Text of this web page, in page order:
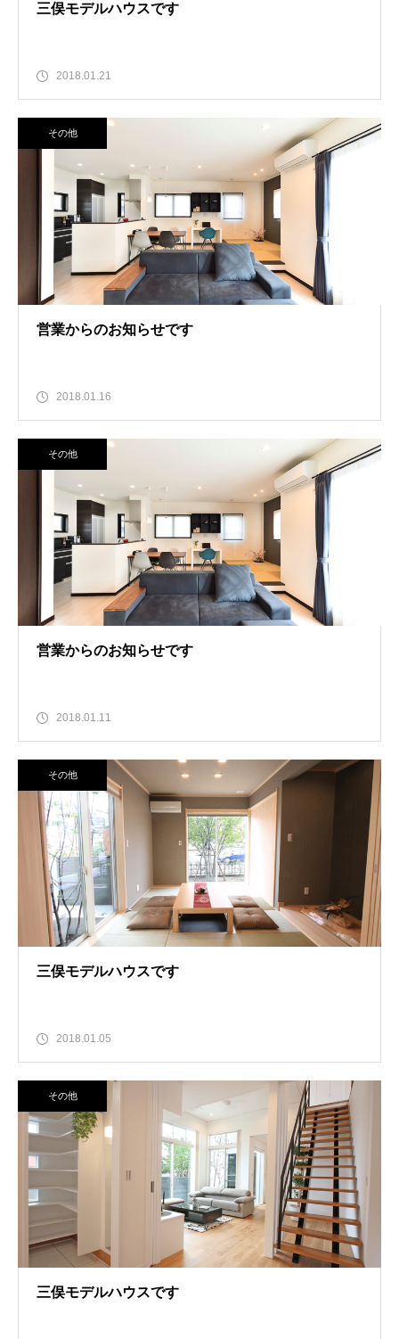
三俣モデルハウスです
2018.01.21
その他
営業からのお知らせです
2018.01.16
その他
営業からのお知らせです
2018.01.11
その他
三俣モデルハウスです
2018.01.05
その他
三俣モデルハウスです